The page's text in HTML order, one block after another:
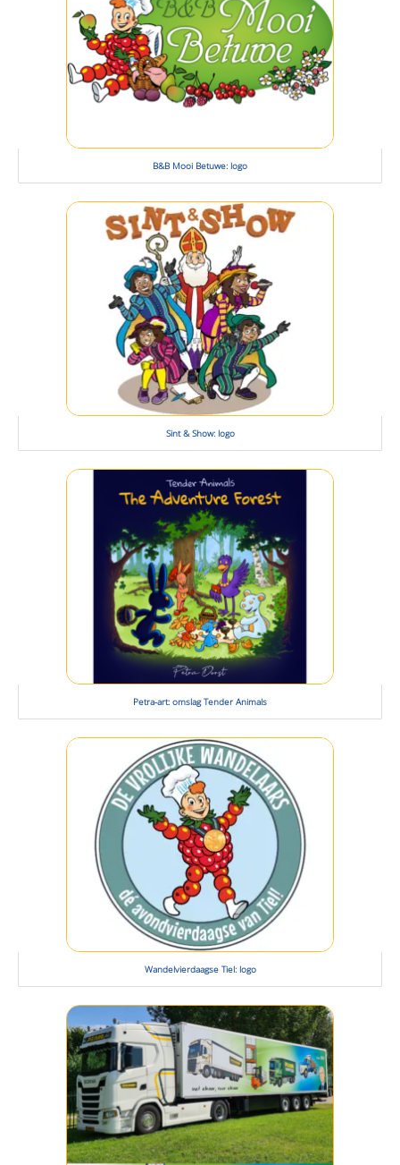
B&B Mooi Betuwe: logo
Sint & Show: logo
Petra-art: omslag Tender Animals
Wandelvierdaagse Tiel: logo